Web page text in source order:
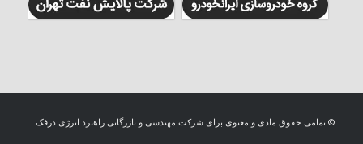
© تمامی حقوق مادی و معنوی برای شرکت مهندسی و بازرگانی راهبرد انرژی درفک